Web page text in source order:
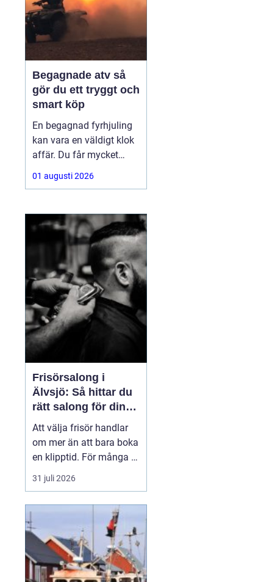
Begagnade atv så
gör du ett tryggt och
smart köp
En begagnad fyrhjuling
kan vara en väldigt klok
affär. Du får mycket
funktion för pengarna
och slipper den största
ofta kommer direkt när
en maskin är ny.
Samtidigt kräver ett
andrahandsköp mer
eftertanke. Den som vill
köpa
01 augusti 2026
Frisörsalong i
Älvsjö: Så hittar du
rätt salong för din
stil och vardag
Att välja frisör handlar
om mer än att bara boka
en klipptid. För många är
frisörbesöket en paus i
vardagen, en chans att
känna sig mer som sig
själv. I Älvsjö fi...
31 juli 2026